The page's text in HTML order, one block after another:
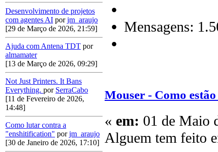
Desenvolvimento de projetos
com agentes AI porjm_araujo
[29 de Março de 2026, 21:59]
Ajuda com Antena TDT por
almamater
[13 de Março de 2026, 09:29]
Not Just Printers. It Bans
Everything. por SerraCabo
[11 de Fevereiro de 2026,
14:48]
Como lutar contra a
"enshitification" porjm_araujo
[30 de Janeiro de 2026, 17:10]
Mensagens:
Mouser - Como
« em: 01 de Maio
Alguem tem feito